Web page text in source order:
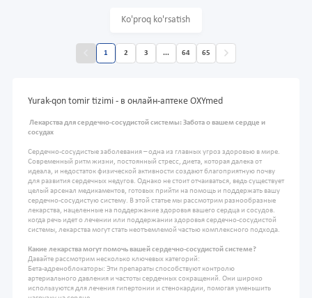
Ko'proq ko'rsatish
1 2 3 ... 64 65
Yurak-qon tomir tizimi - в онлайн-аптеке OXYmed
Лекарства для сердечно-сосудистой системы: Забота о вашем сердце и
сосудах
Сердечно-сосудистые заболевания – одна из главных угроз здоровью в мире.
Современный ритм жизни, постоянный стресс, диета, которая далека от
идеала, и недостаток физической активности создают благоприятную почву
для развития сердечных недугов. Однако не стоит отчаиваться, ведь существует
целый арсенал медикаментов, готовых прийти на помощь и поддержать вашу
сердечно-сосудистую систему. В этой статье мы рассмотрим разнообразные
лекарства, нацеленные на поддержание здоровья вашего сердца и сосудов.
когда речь идет о лечении или поддержании здоровья сердечно-сосудистой
системы, лекарства могут стать неотъемлемой частью комплексного подхода.
Какие лекарства могут помочь вашей сердечно-сосудистой системе?
Давайте рассмотрим несколько ключевых категорий:
Бета-адреноблокаторы: Эти препараты способствуют контролю
артериального давления и частоты сердечных сокращений. Они широко
используются для лечения гипертонии и стенокардии, помогая уменьшить